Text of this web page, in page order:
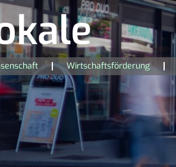
Wirtschaftsförderung